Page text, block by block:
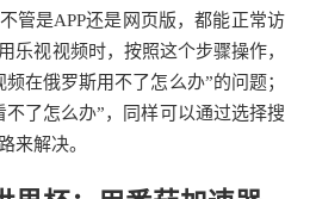
管是APP还是网页版，都能正常访
乐视视频时，按照这个步骤操作，
在俄罗斯用不了怎么办”的问题；
不了怎么办”，同样可以通过选择搜
来解决。